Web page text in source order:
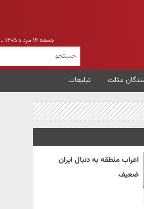
جمعه ۱۶ مرداد ۱۴۰۵
مثلث تبلیغات
اعراب منطقه به دنبال ایران
ضعیف